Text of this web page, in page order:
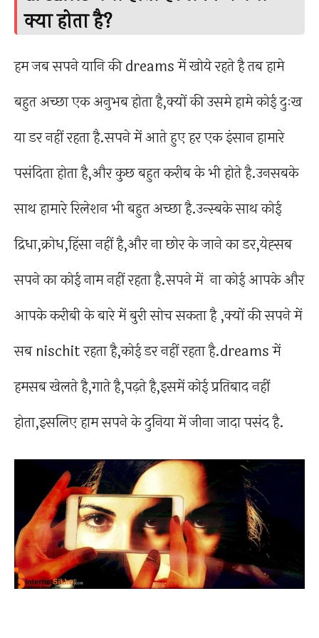
क्या होता है?
हम जब सपने यानि की dreams में खोये रहते है तब हामे
बहुत अच्छा एक अनुभब होता है,क्यों की उसमे हामे कोई दुःख
या डर नहीं रहता है.सपने में आते हुए हर एक इंसान हामारे
पसंदिता होता है,और कुछ बहुत करीब के भी होते है.उनसबके
साथ हामारे रिलेशन भी बहुत अच्छा है.उन्स्बके साथ कोई
द्रिधा,क्रोध,हिंसा नहीं है,और ना छोर के जाने का डर,येह्सब
सपने का कोई नाम नहीं रहता है.सपने में ना कोई आपके और
आपके करीबी के बारे में बुरी सोच सकता है ,क्यों की सपने में
सब nischit रहता है,कोई डर नहीं रहता है.dreams में
हमसब खेलते है,गाते है,पढ़ते है,इसमें कोई प्रतिबाद नहीं
होता,इसलिए हाम सपने के दुनिया में जीना जादा पसंद है.